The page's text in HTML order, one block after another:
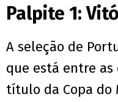
Palpite 1:
A seleção de
que está entre as
título da Copa do